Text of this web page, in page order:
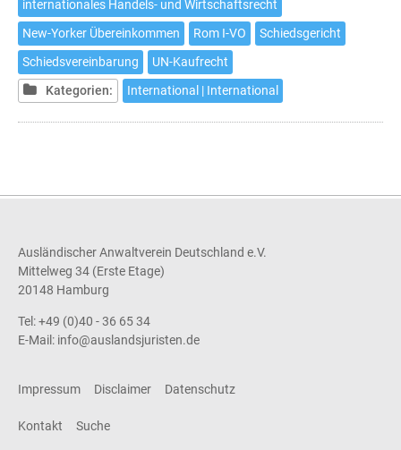
verhandeln
internationales Handels- und Wirtschaftsrecht
New-Yorker Übereinkommen
Rom I-VO
Schiedsgericht
Schiedsvereinbarung
UN-Kaufrecht
Kategorien:
International | International
Ausländischer Anwaltverein Deutschland e.V.
Mittelweg 34 (Erste Etage)
20148 Hamburg
Tel: +49 (0)40 - 36 65 34
E-Mail: info@auslandsjuristen.de
Impressum Disclaimer Datenschutz
Kontakt Suche